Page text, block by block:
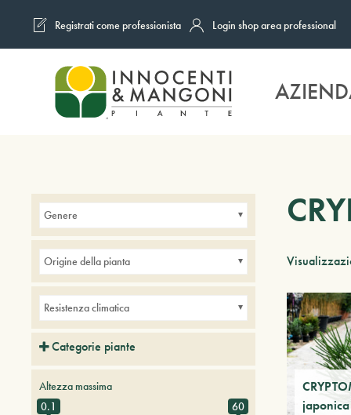
Skip to main content
Registrati come professionista Login shop area professional
japonica
Genere
Origine della pianta
Resistenza climatica
Categorie piante
Alberi e arbusti a foglia caduca
Altezza massima
0.1
60